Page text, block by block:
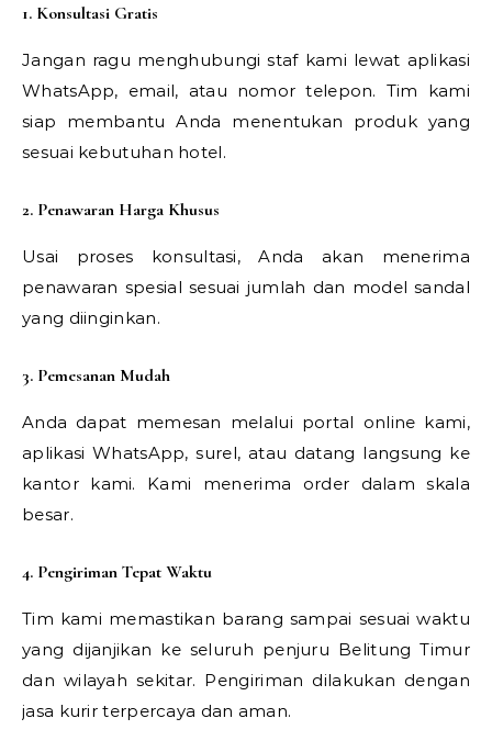
1. Konsultasi Gratis
Jangan ragu menghubungi staf kami lewat aplikasi
WhatsApp, email, atau nomor telepon. Tim kami
siap membantu Anda menentukan produk yang
sesuai kebutuhan hotel.
2. Penawaran Harga Khusus
Usai proses konsultasi, Anda akan menerima
penawaran spesial sesuai jumlah dan model sandal
yang diinginkan.
3. Pemesanan Mudah
Anda dapat memesan melalui portal online kami,
aplikasi WhatsApp, surel, atau datang langsung ke
kantor kami. Kami menerima order dalam skala
besar.
4. Pengiriman Tepat Waktu
Tim kami memastikan barang sampai sesuai waktu
yang dijanjikan ke seluruh penjuru Belitung Timur
dan wilayah sekitar. Pengiriman dilakukan dengan
jasa kurir terpercaya dan aman.